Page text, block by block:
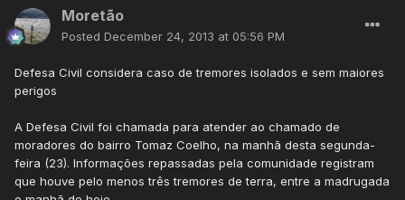
Moretão
Posted December 24, 2013 at 05:56 PM
Defesa Civil considera caso de tremores isolados e sem maiores
perigos
A Defesa Civil foi chamada para atender ao chamado de
moradores do bairro Tomaz Coelho, na manhã desta segunda-
feira (23). Informações repassadas pela comunidade registram
que houve pelo menos três tremores de terra, entre a madrugada